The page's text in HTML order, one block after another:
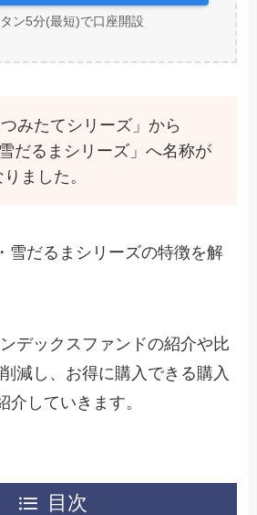
ン5分(最短)で口座開設
つみたてシリーズ」から
雪だるまシリーズ」へ名称が
ました。
雪だるまシリーズの特徴を解
デックスファンドの紹介や比
減し、お得に購入できる購入
介していきます。
目次